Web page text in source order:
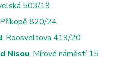
503/19
820/24
, Roosveltova 419/20
Nisou, Mírové náměstí 15